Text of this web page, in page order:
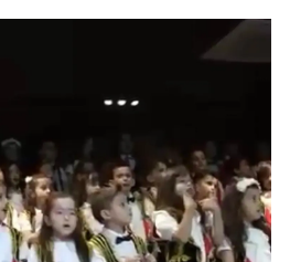
Karaman
Kırıkkale